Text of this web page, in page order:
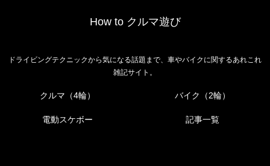
How to クルマ遊び
ドライビングテクニックから気になる話題まで、車やバイクに関するあれこれ
雑記サイト。
クルマ（4輪） バイク（2輪）
電動スケボー 記事一覧